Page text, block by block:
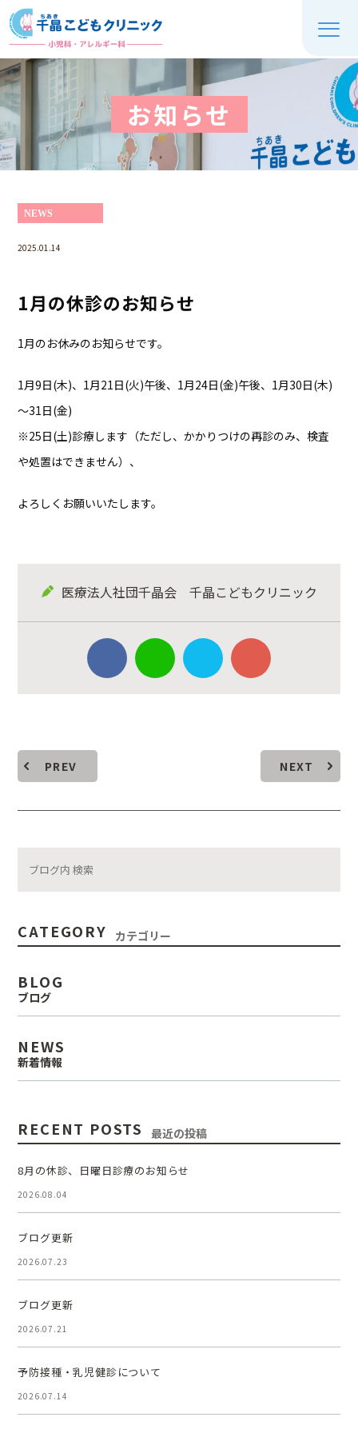
お知らせ
NEWS
2025.01.14
1月の休診のお知らせ
1月のお休みのお知らせです。
1月9日(木)、1月21日(火)午後、1月24日(金)午後、1月30日(木)
～31日(金)
※25日(土)診療します（ただし、かかりつけの再診のみ、検査
や処置はできません）、
よろしくお願いいたします。
医療法人社団千晶会 千晶こどもクリニック
PREV NEXT
CATEGORY カテゴリー
BLOG
ブログ
NEWS
新着情報
RECENT POSTS 最近の投稿
8月の休診、日曜日診療のお知らせ
2026.08.04
ブログ更新
2026.07.23
ブログ更新
2026.07.21
予防接種・乳児健診について
2026.07.14